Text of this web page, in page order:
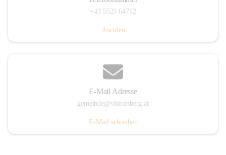
+43 5523 64712
Anrufen
E-Mail Adresse
gemeinde@viktorsberg.at
E-Mail schreiben